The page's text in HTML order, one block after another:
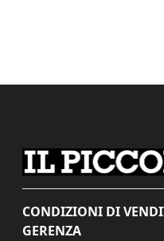
CONDIZIONI DI
GERENZA